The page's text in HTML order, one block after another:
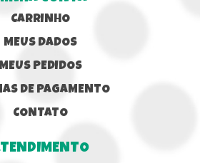
CARRINHO
MEUS DADOS
MEUS PEDIDOS
DE PAGAMENTO
CONTATO